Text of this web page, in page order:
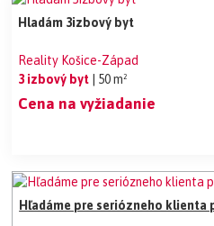
Hladám 3izbový byt
Reality Košice-Západ
3 izbový byt
| 50 m²
Cena na vyžiadanie
Hľadáme pre seriózneho klienta